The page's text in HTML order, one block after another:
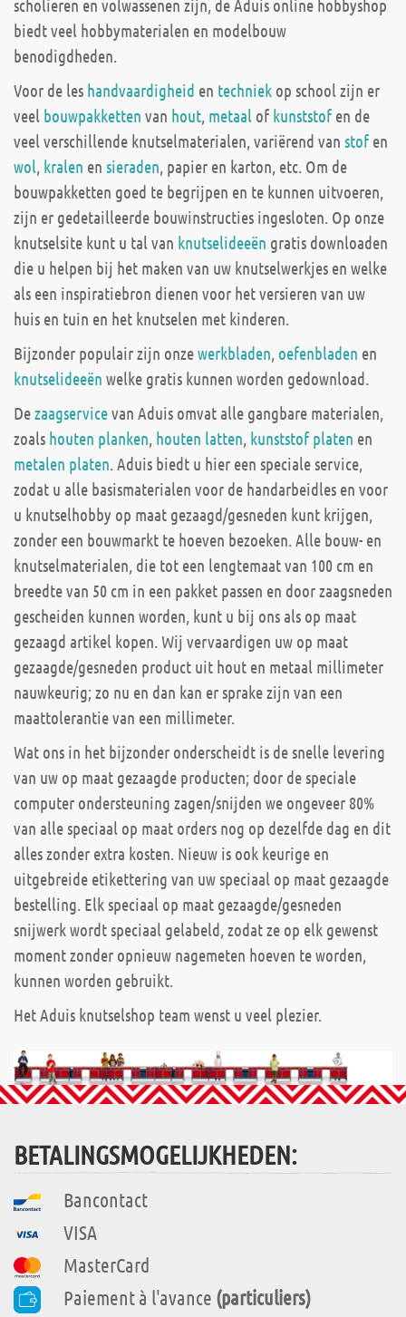
scholieren en volwassenen zijn, de Aduis online hobbyshop
biedt veel hobbymaterialen en modelbouw
benodigdheden.
Voor de les handvaardigheid en techniek op school zijn er
veel bouwpakketten van hout, metaal of kunststof en de
veel verschillende knutselmaterialen, variërend van stof en
wol, kralen en sieraden, papier en karton, etc. Om de
bouwpakketten goed te begrijpen en te kunnen uitvoeren,
zijn er gedetailleerde bouwinstructies ingesloten. Op onze
knutselsite kunt u tal van knutselideeën gratis downloaden
die u helpen bij het maken van uw knutselwerkjes en welke
als een inspiratiebron dienen voor het versieren van uw
huis en tuin en het knutselen met kinderen.
Bijzonder populair zijn onzewerkbladen, oefenbladen en
knutselideeën welke gratis kunnen worden gedownload.
Dezaagservicevan Aduis omvat alle gangbare materialen,
zoals houten planken, houten latten, kunststof platen en
metalen platen. Aduis biedt u hier een speciale service,
zodat u alle basismaterialen voor de handarbeidles en voor
u knutselhobby op maat gezaagd/gesneden kunt krijgen,
zonder een bouwmarkt te hoeven bezoeken. Alle bouw- en
knutselmaterialen, die tot een lengtemaat van 100 cm en
breedte van 50 cm in een pakket passen en door zaagsneden
gescheiden kunnen worden, kunt u bij ons als op maat
gezaagd artikel kopen. Wij vervaardigen uw op maat
gezaagde/gesneden product uit hout en metaal millimeter
nauwkeurig; zo nu en dan kan er sprake zijn van een
maattolerantie van een millimeter.
Wat ons in het bijzonder onderscheidt is de snelle levering
van uw op maat gezaagde producten; door de speciale
computer ondersteuning zagen/snijden we ongeveer 80%
van alle speciaal op maat orders nog op dezelfde dag en dit
alles zonder extra kosten. Nieuw is ook keurige en
uitgebreide etikettering van uw speciaal op maat gezaagde
bestelling. Elk speciaal op maat gezaagde/gesneden
snijwerk wordt speciaal gelabeld, zodat ze op elk gewenst
moment zonder opnieuw nagemeten hoeven te worden,
kunnen worden gebruikt.
Het Aduis knutselshop team wenst u veel plezier.
BETALINGSMOGELIJKHEDEN:
Bancontact
VISA
MasterCard
Paiement à l'avance (particuliers)